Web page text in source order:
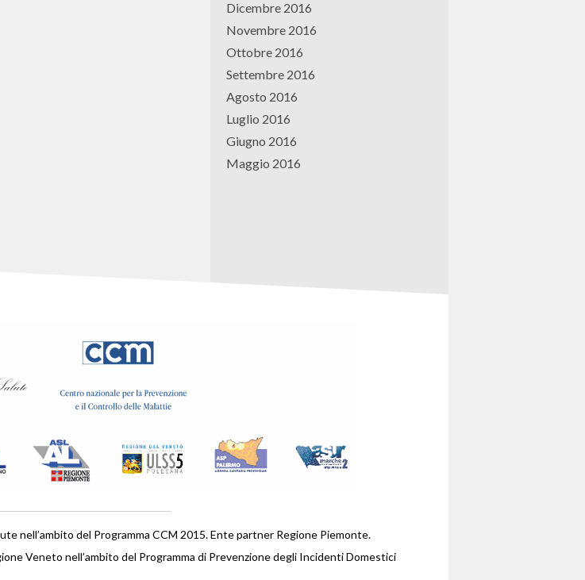
Dicembre 2016
Novembre 2016
Ottobre 2016
Settembre 2016
Agosto 2016
Luglio 2016
Giugno 2016
Maggio 2016
nell’ambito del Programma CCM 2015. Ente partner Regione Piemonte.
Veneto nell’ambito del Programma di Prevenzione degli Incidenti Domestici